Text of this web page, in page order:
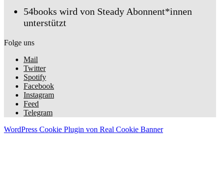
54books wird von Steady Abonnent*innen
unterstützt
Folge uns
Mail
Twitter
Spotify
Facebook
Instagram
Feed
Telegram
WordPress Cookie Plugin von Real Cookie Banner